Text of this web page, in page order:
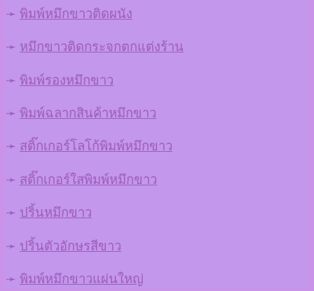
➛ พิมพ์หมึกขาวติดผนัง
➛ หมึกขาวติดกระจกตกแต่งร้าน
➛ พิมพ์รองหมึกขาว
➛ พิมพ์ฉลากสินค้าหมึกขาว
➛ สติ๊กเกอร์โลโก้พิมพ์หมึกขาว
➛ สติ๊กเกอร์ใสพิมพ์หมึกขาว
➛ ปริ้นหมึกขาว
➛ ปริ้นตัวอักษรสีขาว
➛ พิมพ์หมึกขาวแผ่นใหญ่